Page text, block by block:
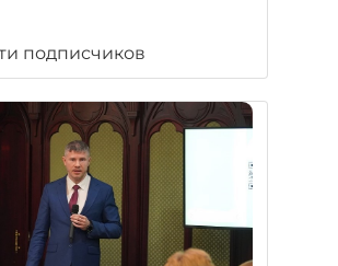
подписчиков